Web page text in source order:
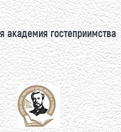
академия гостеприимства